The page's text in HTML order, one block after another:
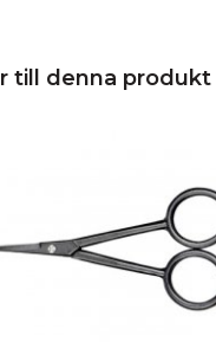
till denna produkt